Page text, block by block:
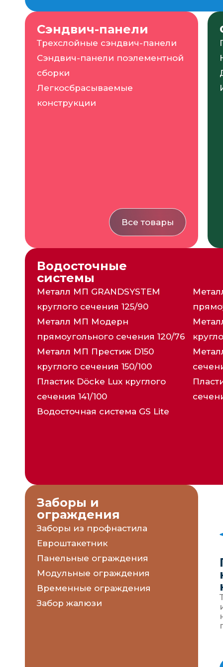
Сэндвич-панели
Трехслойные сэндвич-панели
Сэндвич-панели поэлементной
сборки
Легкосбрасываемые
конструкции
Все товары
Водосточные
системы
Металл МП GRANDSYSTEM
круглого сечения 125/90
Металл МП Модерн
прямоугольного сечения 120/76
Металл МП Престиж D150
круглого сечения 150/100
Пластик Döcke Lux круглого
сечения 141/100
Водосточная система GS Lite
Заборы и
ограждения
Заборы из профнастила
Евроштакетник
Панельные ограждения
Модульные ограждения
Временные ограждения
Забор жалюзи